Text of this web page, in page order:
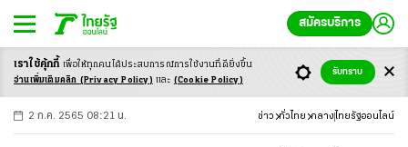
สมัครบริการ
-ก ก ก+
2 ก.ค. 2565 08:21 น. ข่าว ทั่วไทย กลาง ไทยรัฐออนไลน์
เราใช้คุ้กกี้ เพื่อให้ทุกคนได้ประสบการณ์การใช้งานที่ดียิ่งขึ้น
อ่านเพิ่มเติมคลิก (Privacy Policy) และ (Cookie Policy)
รับทราบ